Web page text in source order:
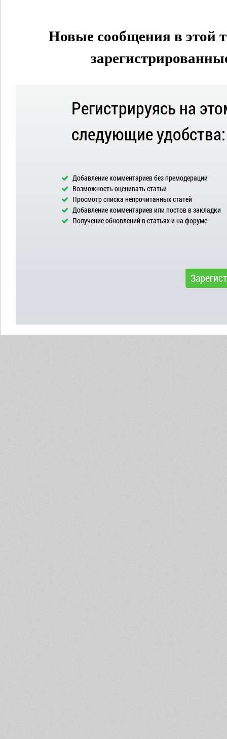
Новые сообщения в этой
Регистрируясь на
следующие удобства:
Добавление комментариев без премодерации
Возможность оценивать статьи
Просмотр списка непрочитанных статей
Добавление комментариев или постов в закладки
Получение обновлений в статьях и на форуме